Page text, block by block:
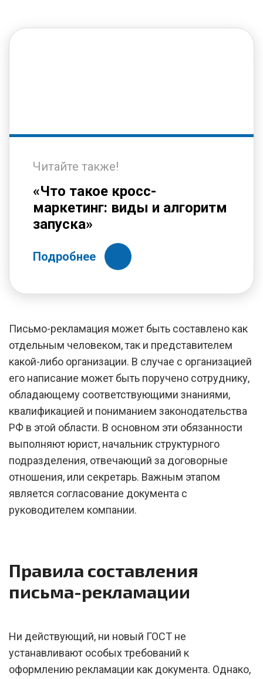
Читайте также!
«Что такое кросс-
маркетинг: виды и алгоритм
запуска»
Подробнее
Письмо-рекламация может быть составлено как
отдельным человеком, так и представителем
какой-либо организации. В случае с организацией
его написание может быть поручено сотруднику,
обладающему соответствующими знаниями,
квалификацией и пониманием законодательства
РФ в этой области. В основном эти обязанности
выполняют юрист, начальник структурного
подразделения, отвечающий за договорные
отношения, или секретарь. Важным этапом
является согласование документа с
руководителем компании.
Правила составления
письма-рекламации
Ни действующий, ни новый ГОСТ не
устанавливают особых требований к
оформлению рекламации как документа. Однако,